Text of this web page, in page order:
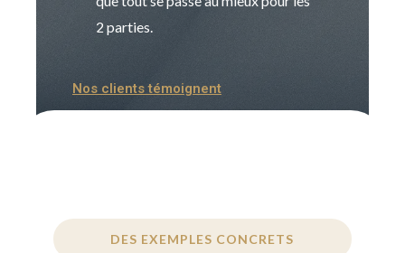
2 parties.
Nos clients témoignent
DES EXEMPLES CONCRETS